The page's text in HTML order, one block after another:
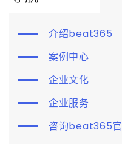
介绍beat365
案例中心
企业文化
企业服务
咨询beat365